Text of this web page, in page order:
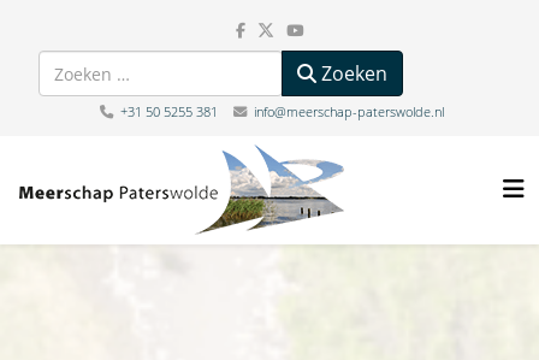
Zoeken Zoeken
+31 50 5255 381 info@meerschap-paterswolde.nl